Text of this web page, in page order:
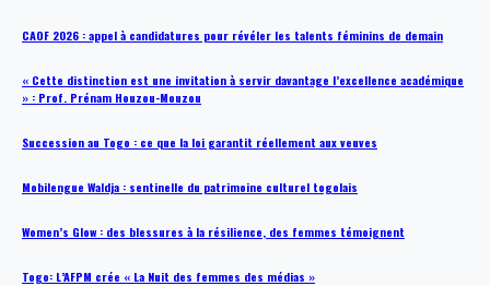
CAOF 2026 : appel à candidatures pour révéler les talents féminins de demain
« Cette distinction est une invitation à servir davantage l’excellence académique
» : Prof. Prénam Houzou-Mouzou
Succession au Togo : ce que la loi garantit réellement aux veuves
Mobilengue Waldja : sentinelle du patrimoine culturel togolais
Women’s Glow : des blessures à la résilience, des femmes témoignent
Togo: L’AFPM crée « La Nuit des femmes des médias »